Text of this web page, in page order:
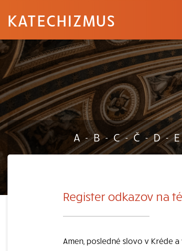
KATECHIZMUS
A - B - C - Č - D - E
Register odkazov na
Amen, posledné slovo v Kréde